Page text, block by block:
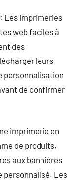
Les imprimeries
web faciles à
des
leurs
personnalisation
de confirmer
imprimerie en
de produits,
aux bannières
personnalisé. Les